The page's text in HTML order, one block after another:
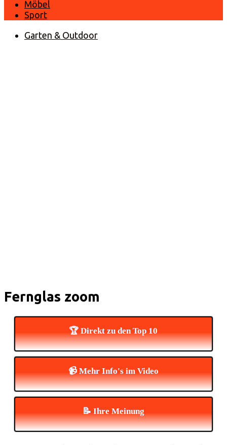
Möbel
Sport
Garten & Outdoor
Fernglas zoom
🏆 Direkt zu den Top 10
📹 Mehr Info's im Video
📝 Ihre Meinung